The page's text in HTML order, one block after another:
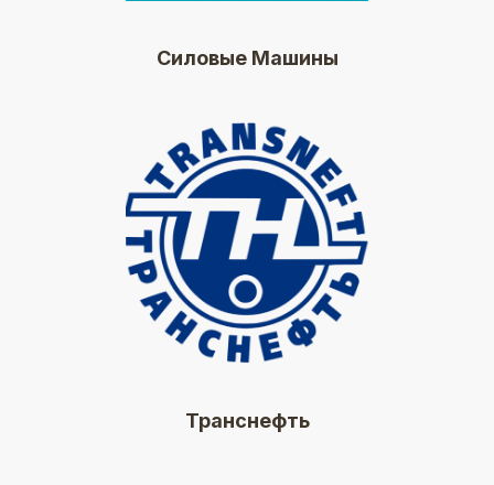
Силовые Машины
Транснефть